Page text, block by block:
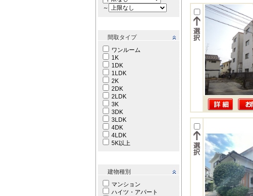
～
間取タイプ
ワンルーム
1K
1DK
1LDK
2K
2DK
2LDK
3K
3DK
3LDK
4DK
4LDK
5K以上
建物種別
マンション
ハイツ・アパート